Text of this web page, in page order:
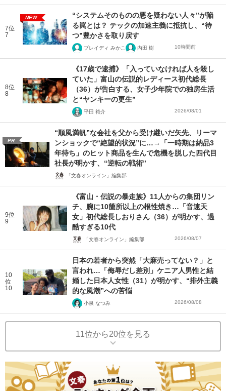
7位
7
NEW
“システムそのものの悪を疑わない人々”が陥
る罠とは？ テックの加速主義に抵抗し、“待
つ”豊かさを取り戻す
ブレイディ みかこ 内田 樹 10時間前
8位
8
《17歳で逮捕》「入っていなければ人を殺し
ていた」富山の伝説的レディース初代総長
（36）が告白する、女子少年院での独房生活
と“ヤンキーの更生”
平田 裕介 2026/08/01
PR
“順風満帆”な会社を父から受け継いだ矢先、リーマ
ンショックで“絶望的状況”に…→「一時期は納品3
年待ち」のヒット商品を生んで危機を脱した四代目
社長が明かす、“逆転の戦術”
「文春オンライン」編集部
9位
9
《富山・伝説の暴走族》11人からの集団リン
チ、腕に10箇所以上の根性焼き…「音速天
女」初代総長しおりさん（36）が明かす、過
酷すぎる10代
「文春オンライン」編集部 2026/08/07
10
位
10
日本の若者から突然「大麻売ってない？」と
言われ…「侮辱だし差別」ケニア人男性と結
婚した日本人女性（31）が明かす、“排外主義
的な風潮”への苦悩
小泉 なつみ 2026/08/08
11位から20位を見る